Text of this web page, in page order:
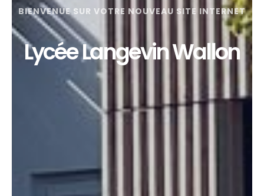
BIENVENUE SUR VOTRE NOUVEAU SITE INTERNET
Lycée Langevin Wallon